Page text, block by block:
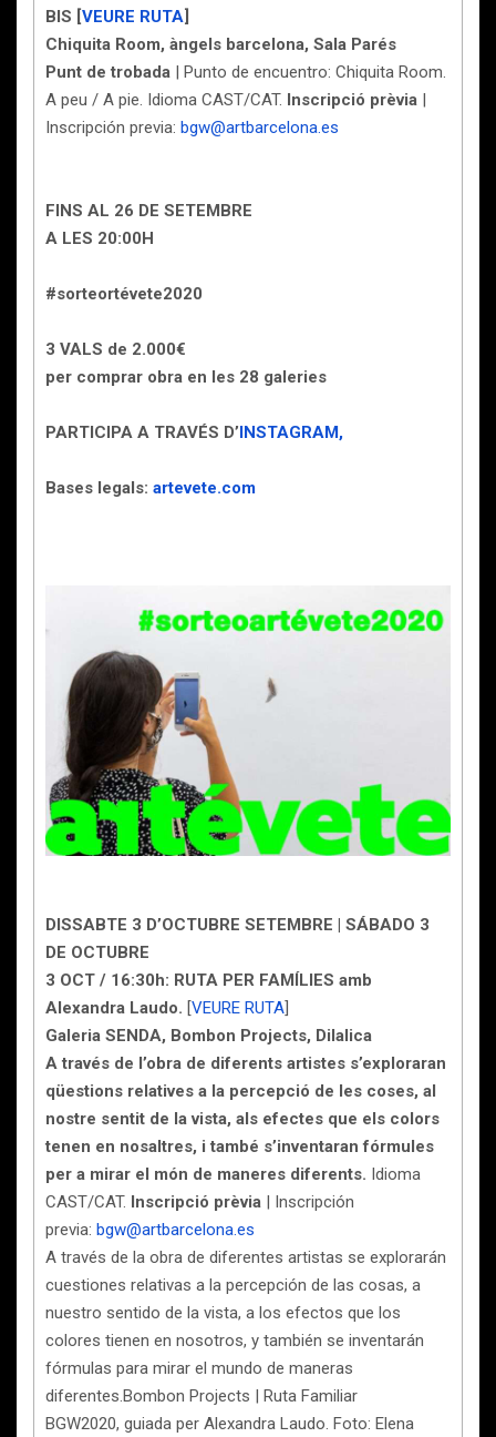
BIS [VEURE RUTA]
Chiquita Room, àngels barcelona, Sala Parés
Punt de trobada | Punto de encuentro: Chiquita Room.
A peu / A pie. Idioma CAST/CAT. Inscripció prèvia |
Inscripción previa: bgw@artbarcelona.es
FINS AL 26 DE SETEMBRE
A LES 20:00H
#sorteortévete2020
3 VALS de 2.000€
per comprar obra en les 28 galeries
PARTICIPA A TRAVÉS D’INSTAGRAM,
Bases legals: artevete.com
DISSABTE 3 D’OCTUBRE SETEMBRE | SÁBADO 3
DE OCTUBRE
3 OCT / 16:30h: RUTA PER FAMÍLIES amb
Alexandra Laudo. [VEURE RUTA]
Galeria SENDA, Bombon Projects, Dilalica
A través de l’obra de diferents artistes s’exploraran
qüestions relatives a la percepció de les coses, al
nostre sentit de la vista, als efectes que els colors
tenen en nosaltres, i també s’inventaran fórmules
per a mirar el món de maneres diferents. Idioma
CAST/CAT. Inscripció prèvia | Inscripción
previa: bgw@artbarcelona.es
A través de la obra de diferentes artistas se explorarán
cuestiones relativas a la percepción de las cosas, a
nuestro sentido de la vista, a los efectos que los
colores tienen en nosotros, y también se inventarán
fórmulas para mirar el mundo de maneras
diferentes.Bombon Projects | Ruta Familiar
BGW2020, guiada per Alexandra Laudo. Foto: Elena